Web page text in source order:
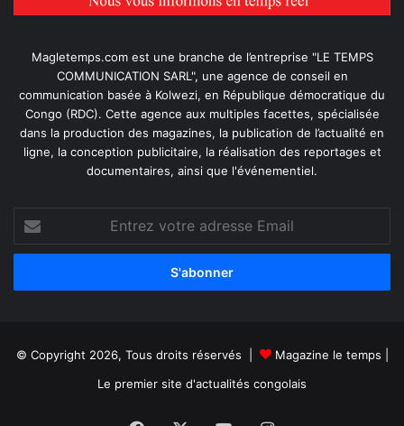
Magletemps.com est une branche de l’entreprise "LE TEMPS
COMMUNICATION SARL", une agence de conseil en
communication basée à Kolwezi, en République démocratique du
Congo (RDC). Cette agence aux multiples facettes, spécialisée
dans la production des magazines, la publication de l’actualité en
ligne, la conception publicitaire, la réalisation des reportages et
documentaires, ainsi que l'événementiel.
votre
adresse
© Copyright 2026, Tous droits réservés | Magazine le temps
Le premier site d'actualités congolais